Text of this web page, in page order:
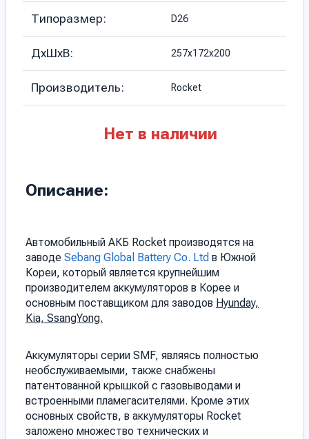
Типоразмер: D26
ДхШхВ: 257х172х200
Производитель: Rocket
Нет в наличии
Описание:
Автомобильный АКБ Rocket производятся на
заводе Sebang Global Battery Co. Ltd в Южной
Кореи, который является крупнейшим
производителем аккумуляторов в Корее и
основным поставщиком для заводов Hyunday,
Kia, SsangYong.
Аккумуляторы серии SMF, являясь полностью
необслуживаемыми, также снабжены
патентованной крышкой с газовыводами и
встроенными пламегасителями. Кроме этих
основных свойств, в аккумуляторы Rocket
заложено множество технических и